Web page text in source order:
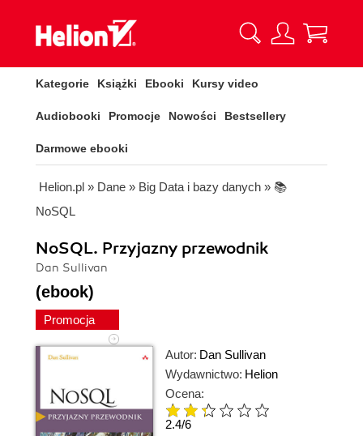
Kategorie Książki Ebooki Kursy video
Audiobooki Promocje Nowości Bestsellery
Darmowe ebooki
Helion.pl » Dane » Big Data i bazy danych » 📚
NoSQL
NoSQL. Przyjazny przewodnik
Dan Sullivan
(ebook)
Promocja
Autor: Dan Sullivan
Wydawnictwo: Helion
Ocena:
2.4/6